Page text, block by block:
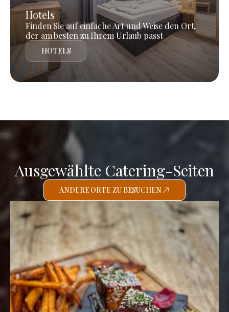
Hotels
Finden Sie auf einfache Art und Weise den Ort,
der am besten zu Ihrem Urlaub passt
HOTELS
Ausgewählte Catering-Seiten
ANDERE ORTE ZU BESUCHEN